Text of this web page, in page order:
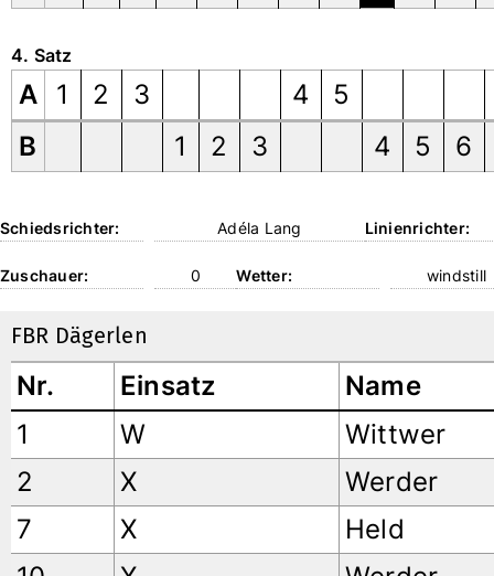
4. Satz
A 1 2 3 4
5
B
1 2 3 4 5 6
Schiedsrichter: Adéla Lang Linienrichter:
Zuschauer: 0 Wetter: windstill
FBR Dägerlen
Nr. Einsatz
Name
1
W
Wittwer
2
X
Werder
7
X
Held